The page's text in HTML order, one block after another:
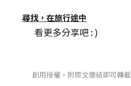
尋找，在旅行途中
看更多分享吧 : )
創用授權，附原文連結即可轉載